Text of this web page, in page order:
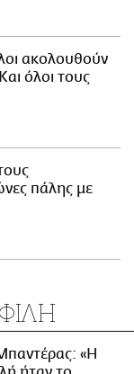
ακολουθούν
όλοι τους
πάλης με
«Η